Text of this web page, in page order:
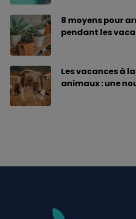
8 moyens pour
pendant les
Les vacances à
animaux : une